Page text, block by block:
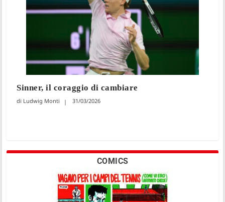
Sinner, il coraggio di cambiare
Ludwig Monti 31/03/2026
COMICS